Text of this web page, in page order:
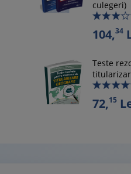
culegeri)
104,34
Teste
72,15